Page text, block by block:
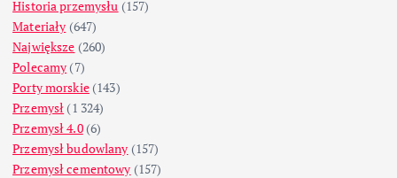
Historia przemysłu (157)
Materiały (647)
Największe (260)
Polecamy (7)
Porty morskie(143)
Przemysł (1 324)
Przemysł 4.0(6)
Przemysł budowlany (157)
Przemysł cementowy (157)